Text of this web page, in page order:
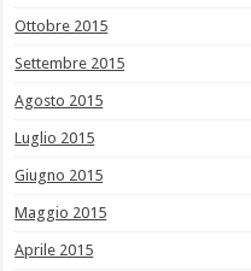
Ottobre 2015
Settembre 2015
Agosto 2015
Luglio 2015
Giugno 2015
Maggio 2015
Aprile 2015